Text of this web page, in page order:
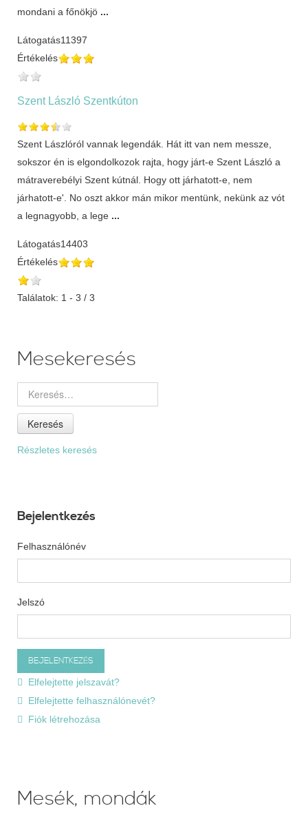
mondani a főnökjö ...
Látogatás11397
Értékelés
Szent László Szentkúton
Szent Lászlóról vannak legendák. Hát itt van nem messze,
sokszor én is elgondolkozok rajta, hogy járt-e Szent László a
mátraverebélyi Szent kútnál. Hogy ott járhatott-e, nem
járhatott-e'. No oszt akkor mán mikor mentünk, nekünk az vót
a legnagyobb, a lege ...
Látogatás14403
Értékelés
Találatok: 1 - 3 / 3
Mesekeresés
Keresés
Részletes keresés
Bejelentkezés
Felhasználónév
Jelszó
Elfelejtette jelszavát?
Elfelejtette felhasználónevét?
Fiók létrehozása
Mesék, mondák